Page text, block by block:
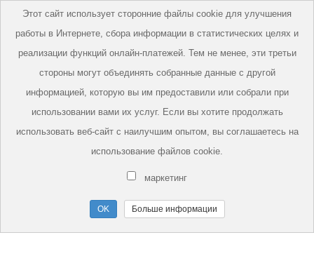
Этот сайт использует сторонние файлы cookie для улучшения
работы в Интернете, сбора информации в статистических целях и
реализации функций онлайн-платежей. Тем не менее, эти третьи
стороны могут объединять собранные данные с другой
информацией, которую вы им предоставили или собрали при
использовании вами их услуг. Если вы хотите продолжать
использовать веб-сайт с наилучшим опытом, вы соглашаетесь на
использование файлов cookie.
маркетинг
Больше информации